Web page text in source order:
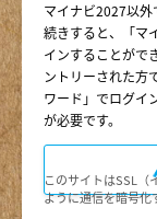
（２）会員は、
または貸与して
（３）会員の会
は会員の責任と
不正使用等に
ます。
○第４条（会員
（１）会員サ
31日（予定）と
（２）当社は、
マイナビ2027以
続きすると、「マ
インすることがで
ントリーされた方
ワード」でログイ
が必要です。
このサイトはSSL（
ように通信を暗号化